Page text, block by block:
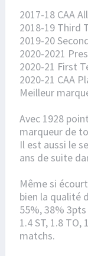
2017-18 CAA
2018-19 Third
2019-20
2020-2021
2020-21 First
2020-21 CAA
Meilleur
Avec 1928
marqueur de
Il est aussi le
ans de suite
Même si
bien la qualité
55%, 38% 3pts
1.4 ST, 1.8
matchs.